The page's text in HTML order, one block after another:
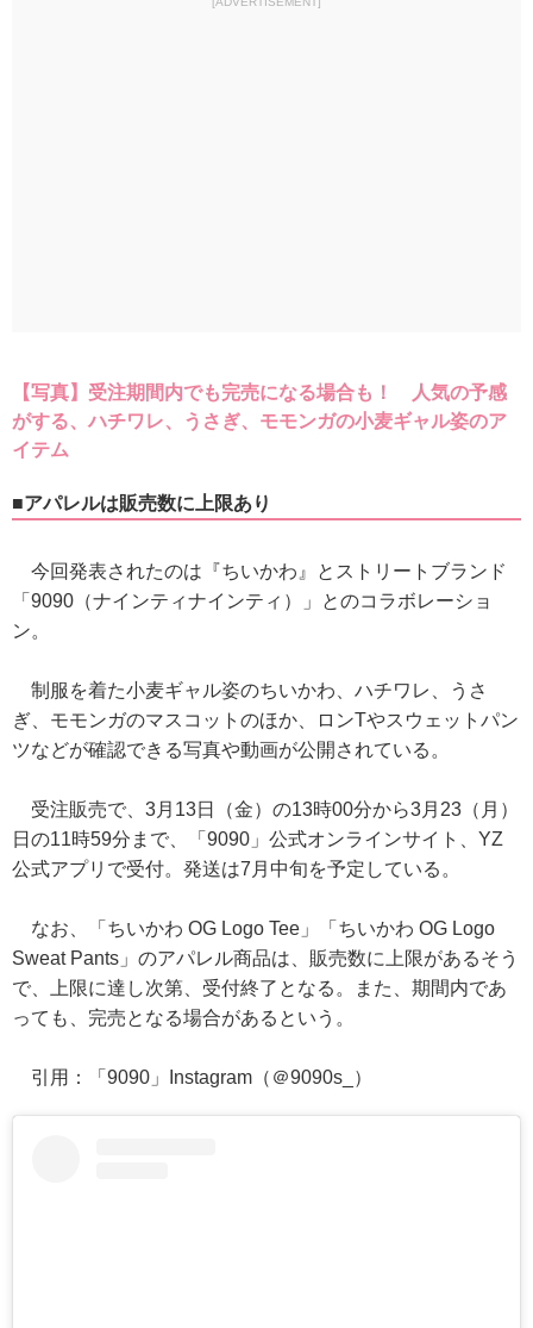
【写真】受注期間内でも完売になる場合も！ 人気の予感
がする、ハチワレ、うさぎ、モモンガの小麦ギャル姿のア
イテム
■アパレルは販売数に上限あり
今回発表されたのは『ちいかわ』とストリートブランド
「9090（ナインティナインティ）」とのコラボレーショ
ン。
制服を着た小麦ギャル姿のちいかわ、ハチワレ、うさ
ぎ、モモンガのマスコットのほか、ロンTやスウェットパン
ツなどが確認できる写真や動画が公開されている。
受注販売で、3月13日（金）の13時00分から3月23（月）
日の11時59分まで、「9090」公式オンラインサイト、YZ
公式アプリで受付。発送は7月中旬を予定している。
なお、「ちいかわ OG Logo Tee」「ちいかわ OG Logo
Sweat Pants」のアパレル商品は、販売数に上限があるそう
で、上限に達し次第、受付終了となる。また、期間内であ
っても、完売となる場合があるという。
引用：「9090」Instagram（＠9090s_）